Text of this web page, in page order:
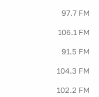
97.7 FM
106.1 FM
91.5 FM
104.3 FM
102.2 FM